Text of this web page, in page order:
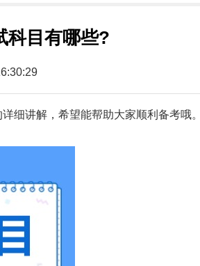
科目有哪些?
细讲解，希望能帮助大家顺利备考哦